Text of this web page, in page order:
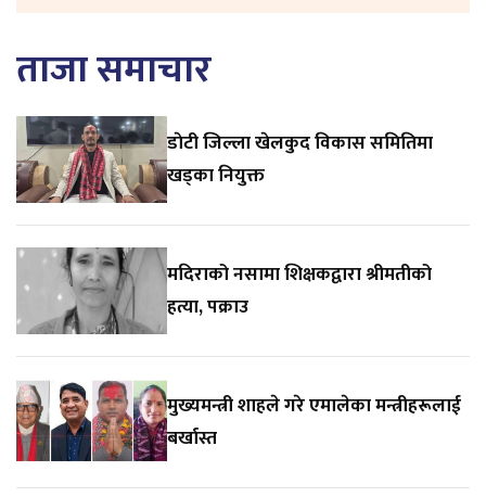
ताजा समाचार
डाेटी जिल्ला खेलकुद विकास समितिमा
खड्का नियुक्त
मदिराको नसामा शिक्षकद्वारा श्रीमतीको
हत्या, पक्राउ
मुख्यमन्त्री शाहले गरे एमालेका मन्त्रीहरूलाई
बर्खास्त